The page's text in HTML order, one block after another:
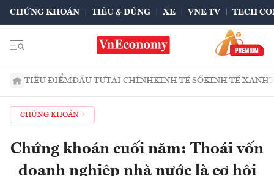
CHỨNG KHOÁN TIÊU & DÙNG XE VNE TV TECH
TIÊU ĐIỂMĐẦU TƯTÀI CHÍNHKINH TẾ SỐKINH TẾ XANH
CHỨNG KHOÁN
Chứng khoán cuối năm: Thoái vốn
doanh nghiệp nhà nước là cơ hội